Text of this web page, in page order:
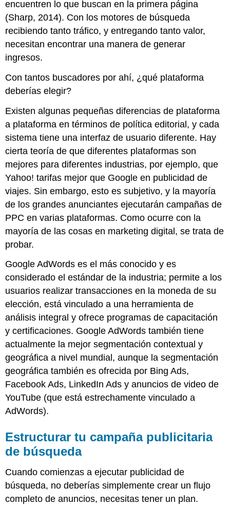
encuentren lo que buscan en la primera página
(Sharp, 2014). Con los motores de búsqueda
recibiendo tanto tráfico, y entregando tanto valor,
necesitan encontrar una manera de generar
ingresos.
Con tantos buscadores por ahí, ¿qué plataforma
deberías elegir?
Existen algunas pequeñas diferencias de plataforma
a plataforma en términos de política editorial, y cada
sistema tiene una interfaz de usuario diferente. Hay
cierta teoría de que diferentes plataformas son
mejores para diferentes industrias, por ejemplo, que
Yahoo! tarifas mejor que Google en publicidad de
viajes. Sin embargo, esto es subjetivo, y la mayoría
de los grandes anunciantes ejecutarán campañas de
PPC en varias plataformas. Como ocurre con la
mayoría de las cosas en marketing digital, se trata de
probar.
Google AdWords es el más conocido y es
considerado el estándar de la industria; permite a los
usuarios realizar transacciones en la moneda de su
elección, está vinculado a una herramienta de
análisis integral y ofrece programas de capacitación
y certificaciones. Google AdWords también tiene
actualmente la mejor segmentación contextual y
geográfica a nivel mundial, aunque la segmentación
geográfica también es ofrecida por Bing Ads,
Facebook Ads, LinkedIn Ads y anuncios de video de
YouTube (que está estrechamente vinculado a
AdWords).
Estructurar tu campaña publicitaria
de búsqueda
Cuando comienzas a ejecutar publicidad de
búsqueda, no deberías simplemente crear un flujo
completo de anuncios, necesitas tener un plan.